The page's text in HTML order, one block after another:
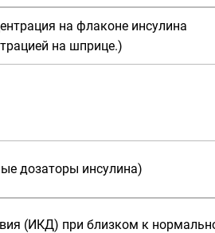
на флаконе инсулина
на шприце.)
дозаторы инсулина)
(ИКД) при близком к